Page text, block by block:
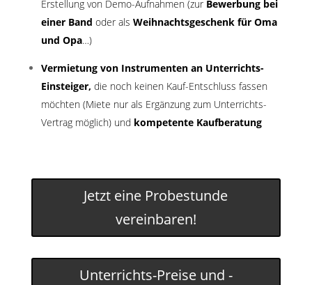
Erstellung von Demo-Aufnahmen (zurBewerbung bei
einer Band oder als Weihnachtsgeschenk für Oma
und Opa…)
Vermietung von Instrumenten an Unterrichts-
Einsteiger, die noch keinen Kauf-Entschluss fassen
möchten (Miete nur als Ergänzung zum Unterrichts-
Vertrag möglich) und kompetente Kaufberatung
Jetzt eine Probestunde
vereinbaren!
Unterrichts-Preise und -